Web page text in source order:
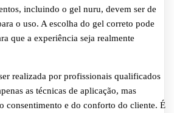
incluindo o gel nuru, devem ser de
o uso. A escolha do gel correto pode
que a experiência seja realmente
realizada por profissionais qualificados
as técnicas de aplicação, mas
consentimento e do conforto do cliente. É